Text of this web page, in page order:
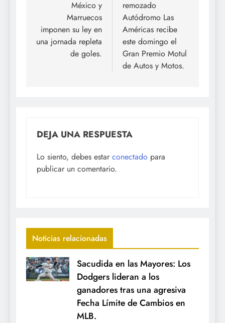
México y
Marruecos
imponen su ley en
una jornada repleta
de goles.
remozado
Autódromo Las
Américas recibe
este domingo el
Gran Premio Motul
de Autos y Motos.
DEJA UNA RESPUESTA
Lo siento, debes estar conectado para
publicar un comentario.
Noticias relacionadas
Sacudida en las Mayores: Los
Dodgers lideran a los
ganadores tras una agresiva
Fecha Límite de Cambios en
MLB.